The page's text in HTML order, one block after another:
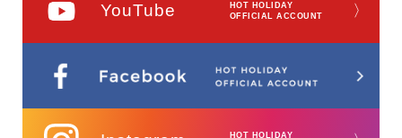
YouTube
HOT HOLIDAY
OFFICIAL ACCOUNT
〉
HOT HOLIDAY